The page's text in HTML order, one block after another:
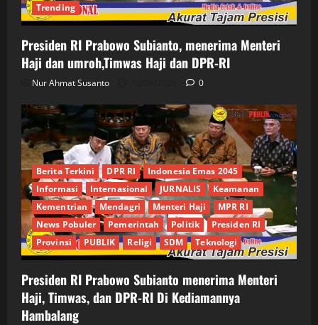
Trending
Presiden RI Prabowo Subianto, menerima Menteri
Haji dan umroh,Timwas Haji dan DPR-RI
Nur Ahmat Susanto 0
Berita Terkini DPR RI
Indonesia Emas 2045
Informasi
Internasional JURNALIS
Keamanan
Kementrian
Mendagri Menteri Haji
MPR RI
News Pobuler
Pemerintah Politik
Presiden RI
Provinsi
PUBLIK Religi SDM Teknologi
Presiden RI Prabowo Subianto menerima Menteri
Haji, Timwas, dan DPR-RI Di Kediamannya
Hambalang